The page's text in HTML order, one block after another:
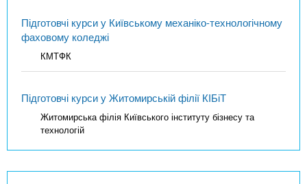
Підготовчі курси у Київському механіко-технологічному
фаховому коледжі
КМТФК
Підготовчі курси у Житомирській філії КІБіТ
Житомирська філія Київського інституту бізнесу та
технологій